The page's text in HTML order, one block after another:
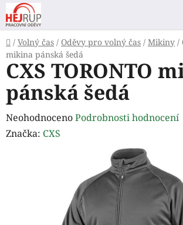
Přejít
na
obsah
Domů
/ Volný čas / Oděvy pro volný čas / Mikiny /
mikina pánská šedá
CXS TORONTO
pánská šedá
Průměrné
hodnocení
NeohodnocenoPodrobnosti hodnocení
Značka: CXS